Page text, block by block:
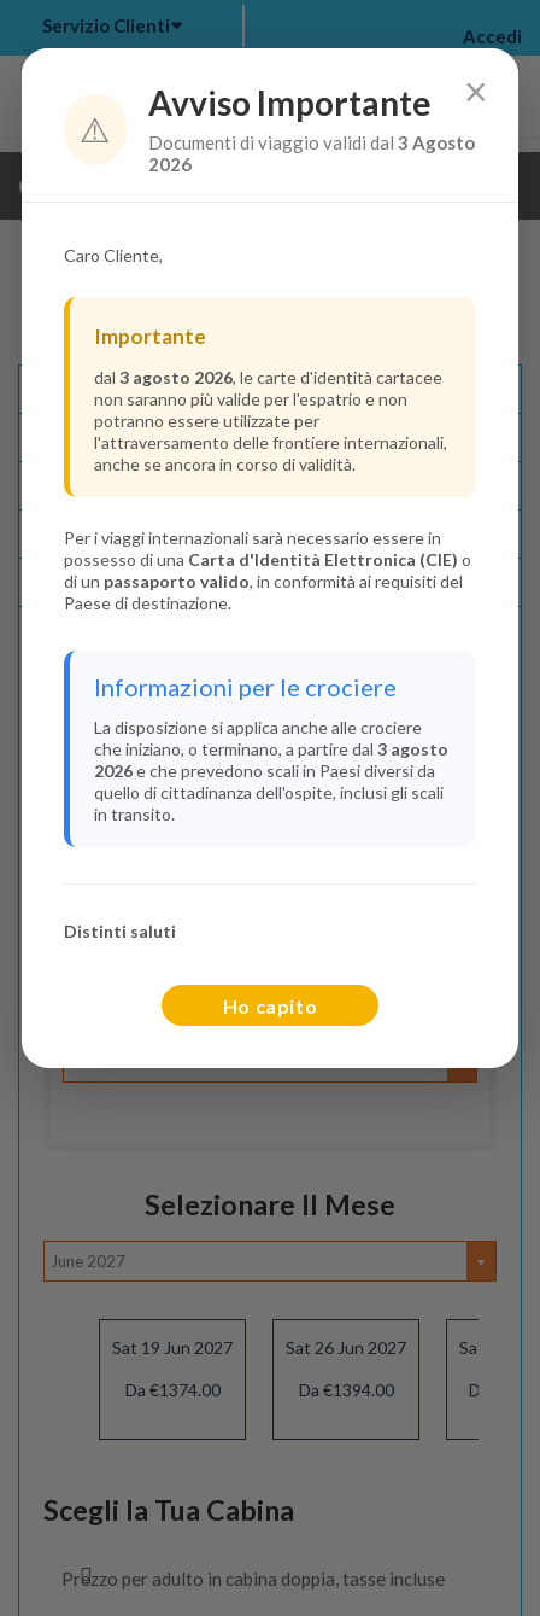
my bookings >
Servizio Clienti Accedi
Guarda i dettagli della crociera
Descrizione E Itinerario
Disponibilità
Recensioni
Lascia La Tua Recensione
Indica il numero dei passeggeri
Bambini(Da 2 a 17 anni)
0
Flight Cities
Selezionare Il Mese
June 2027
Sat 19 Jun 2027
Da €1374.00
Sat 26 Jun 2027
Da €1394.00
Sat 03 Jul
Da
Scegli la Tua Cabina
Prezzo per adulto in cabina doppia, tasse incluse
×
⚠️
Avviso Importante
Documenti di viaggio validi dal3 Agosto
2026
Caro Cliente,
Importante
dal 3 agosto 2026, le carte d'identità cartacee
non saranno più valide per l'espatrio e non
potranno essere utilizzate per
l'attraversamento delle frontiere internazionali,
anche se ancora in corso di validità.
Per i viaggi internazionali sarà necessario essere in
possesso di una Carta d'Identità Elettronica (CIE) o
di un passaporto valido, in conformità ai requisiti del
Paese di destinazione.
Informazioni per le crociere
La disposizione si applica anche alle crociere
che iniziano, o terminano, a partire dal 3 agosto
2026e che prevedono scali in Paesi diversi da
quello di cittadinanza dell'ospite, inclusi gli scali
in transito.
Distinti saluti
Ho capito